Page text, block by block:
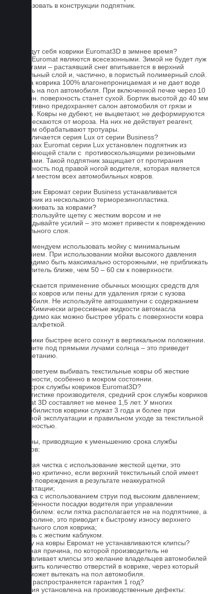
использовать в конструкции подпятник.
Как ведут себя коврики Euromat3D в зимнее время?
Ковры Euromat являются всесезонными. Зимой не будет луж
под ногами – растаявший снег впитывается в верхний
текстильный слой и, частично, в пористый полимерный слой.
Основа коврика 100% влагонепроницаемая и не дает воде
попасть на пол автомобиля. При включенной печке через 10
- 15 мин. поверхность станет сухой. Бортик высотой до 40 мм
эффективно предохраняет салон автомобиля от грязи и
мусора. Ковры не дубеют, не выцветают, не деформируются
и не трескаются от мороза. На них не действует реагент,
которым обрабатывают тротуары.
Чем отличается серия Lux от серии Business?
На коврах Euromat серии Lux установлен подпятник из
нержавеющей стали с противоскользящими резиновыми
вставками. Такой подпятник защищает от протирания
поверхность под правой ногой водителя, которая является
слабым местом всех автомобильных ковров.
На коврик Евромат серии Business устанавливается
подпятник из нескользкого терморезинопластика.
Как ухаживать за коврами?
1.Не используйте щетку с жестким ворсом и не
прикладывайте усилий – это может привести к повреждению
текстильного слоя.
2. Рекомендуем использовать мойку с минимальным
давлением. При использовании мойки высокого давления
необходимо быть максимально осторожными, не приближать
распылитель ближе, чем 50 – 60 см к поверхности.
3. Допускается применение обычных моющих средств для
бытовых ковров или пены для удаления грязи с кузова
автомобиля. Не используйте автошампуни с содержанием
воска! Химически агрессивные жидкости автомасла
необходимо как можно быстрее убрать с поверхности ковра
сухой салфеткой.
4. Коврики быстрее всего сохнут в вертикальном положении.
Не сушите под прямыми лучами солнца – это приведет
к выцветанию.
5. Не советуем выбивать текстильные ковры об жесткие
поверхности, особенно в мокром состоянии.
Какой срок службы ковриков Euromat3D?
По статистике производителя, средний срок службы ковриков
Euromat 3D составляет не менее 1,5 лет. У многих
автомобилистов коврики служат 3 года и более при
бережной эксплуатации и правильном уходе за текстильной
поверхностью.
Причины, приводящие к уменьшению срока службы
ковриков:
1. Частая чистка с использование жесткой щетки, это
особенно критично, если верхний текстильный слой имеет
мелкие повреждения в результате неаккуратной
эксплуатации;
2. Мойка с использованием струи под высоким давлением;
3. Особенности посадки водителя при управлении
автомобилем: если пятка располагается не на подпятнике, а
на ковролине, это приводит к быстрому износу верхнего
текстильного слоя коврика;
4. Обувь с жестким каблуком.
Почему на ковры Евромат не устанавливаются клипсы?
Основная причина, по которой производитель не
устанавливает клипсы это желание владельцев автомобилей
уменьшить количество отверстий в коврике, через который
влага может вытекать на пол автомобиля.
На что распространяется гарантия 1 год?
Гарантия установлена на производственные дефекты: